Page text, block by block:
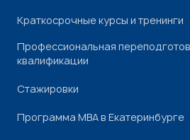
Краткосрочные курсы и тренинги
Профессиональная
квалификации
Стажировки
Программа МВА в Екатеринбурге